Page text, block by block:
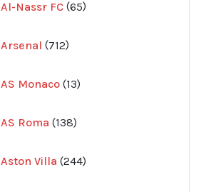
Al-Nassr FC 65
produkter
Arsenal 712
produkter
AS Monaco 13
produkter
AS Roma 138
produkter
Aston Villa 244
produkter